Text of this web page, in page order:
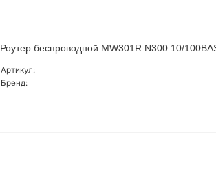
Роутер беспроводной MW301R N300 10/
Артикул:
Бренд: